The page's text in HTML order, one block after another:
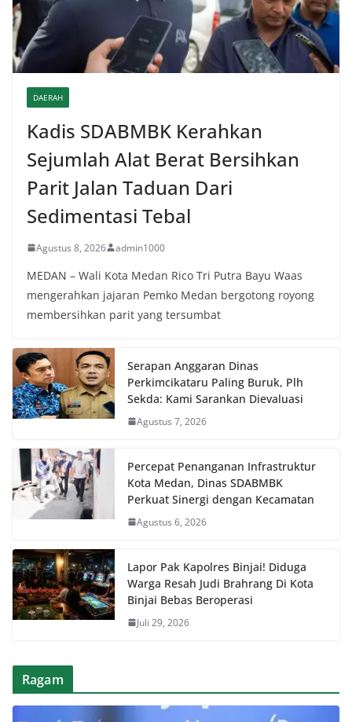
DAERAH
Kadis SDABMBK Kerahkan
Sejumlah Alat Berat Bersihkan
Parit Jalan Taduan Dari
Sedimentasi Tebal
Agustus 8, 2026 admin1000
MEDAN – Wali Kota Medan Rico Tri Putra Bayu Waas
mengerahkan jajaran Pemko Medan bergotong royong
membersihkan parit yang tersumbat
Serapan Anggaran Dinas
Perkimcikataru Paling Buruk, Plh
Sekda: Kami Sarankan Dievaluasi
Agustus 7, 2026
Percepat Penanganan Infrastruktur
Kota Medan, Dinas SDABMBK
Perkuat Sinergi dengan Kecamatan
Agustus 6, 2026
Lapor Pak Kapolres Binjai! Diduga
Warga Resah Judi Brahrang Di Kota
Binjai Bebas Beroperasi
Juli 29, 2026
Ragam